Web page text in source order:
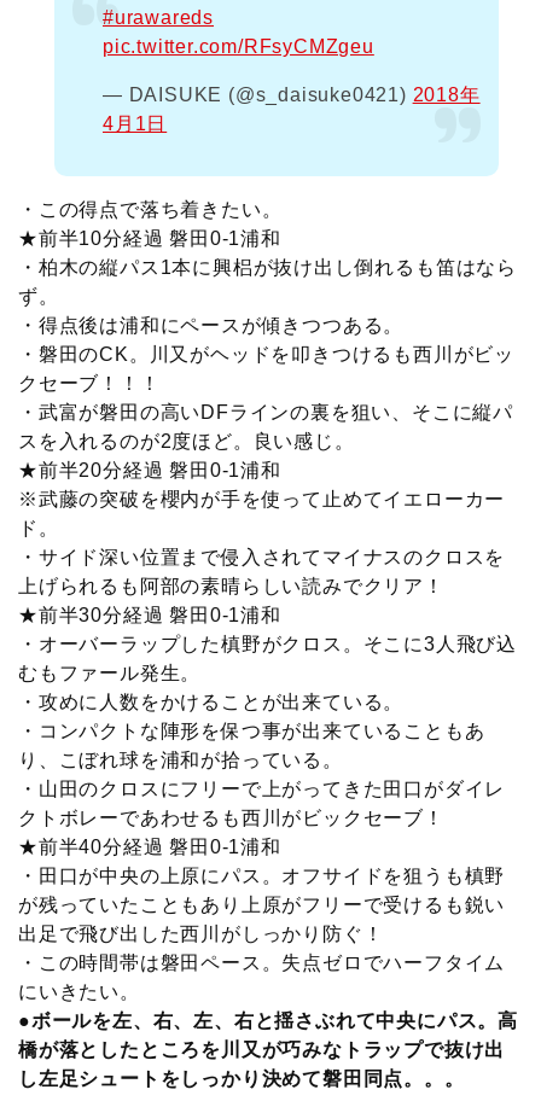
#urawareds
pic.twitter.com/RFsyCMZgeu
— DAISUKE (@s_daisuke0421) 2018年
4月1日
・この得点で落ち着きたい。
★前半10分経過 磐田0-1浦和
・柏木の縦パス1本に興梠が抜け出し倒れるも笛はなら
ず。
・得点後は浦和にペースが傾きつつある。
・磐田のCK。川又がヘッドを叩きつけるも西川がビッ
クセーブ！！！
・武富が磐田の高いDFラインの裏を狙い、そこに縦パ
スを入れるのが2度ほど。良い感じ。
★前半20分経過 磐田0-1浦和
※武藤の突破を櫻内が手を使って止めてイエローカー
ド。
・サイド深い位置まで侵入されてマイナスのクロスを
上げられるも阿部の素晴らしい読みでクリア！
★前半30分経過 磐田0-1浦和
・オーバーラップした槙野がクロス。そこに3人飛び込
むもファール発生。
・攻めに人数をかけることが出来ている。
・コンパクトな陣形を保つ事が出来ていることもあ
り、こぼれ球を浦和が拾っている。
・山田のクロスにフリーで上がってきた田口がダイレ
クトボレーであわせるも西川がビックセーブ！
★前半40分経過 磐田0-1浦和
・田口が中央の上原にパス。オフサイドを狙うも槙野
が残っていたこともあり上原がフリーで受けるも鋭い
出足で飛び出した西川がしっかり防ぐ！
・この時間帯は磐田ペース。失点ゼロでハーフタイム
にいきたい。
●ボールを左、右、左、右と揺さぶれて中央にパス。高
橋が落としたところを川又が巧みなトラップで抜け出
し左足シュートをしっかり決めて磐田同点。。。